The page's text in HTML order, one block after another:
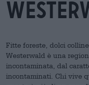
Fitte foreste, dolci
Westerwald è una
incontaminata, dal
incontaminati. Chi vive